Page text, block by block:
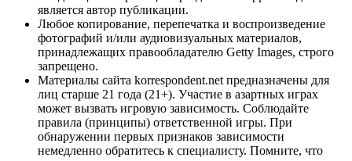
является автор публикации.
Любое копирование, перепечатка и воспроизведение
фотографий и/или аудиовизуальных материалов,
принадлежащих правообладателю Getty Images, строго
запрещено.
Материалы сайта korrespondent.net предназначены для
лиц старше 21 года (21+). Участие в азартных играх
может вызвать игровую зависимость. Соблюдайте
правила (принципы) ответственной игры. При
обнаружении первых признаков зависимости
немедленно обратитесь к специалисту. Помните, что